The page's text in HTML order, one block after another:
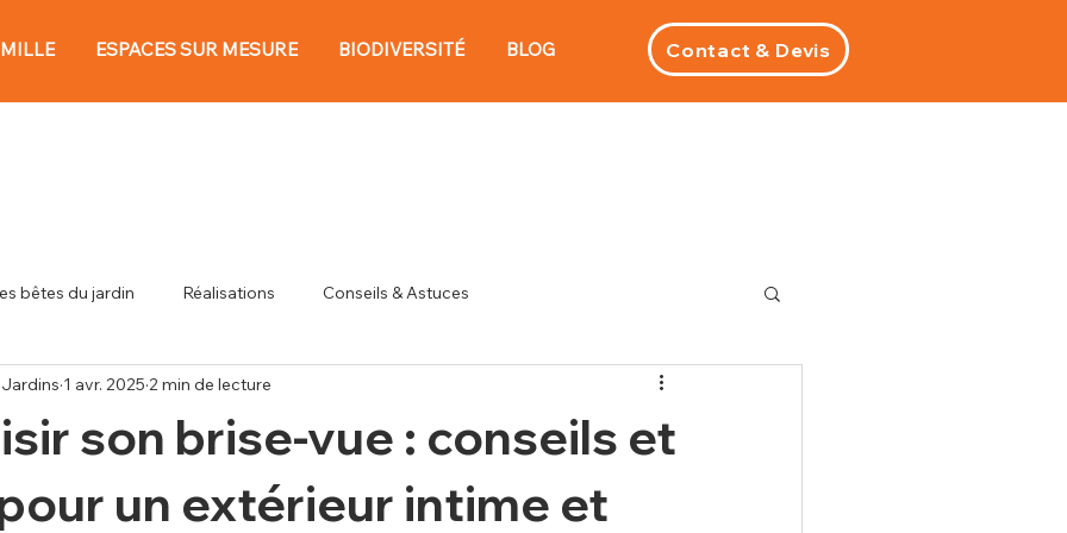
ESPACES SUR MESURE BIODIVERSITÉ BLOG Contact & Devis
bêtes du jardin Réalisations Conseils & Astuces
son brise-vue : conseils et
un extérieur intime et
1 avr. 2025 2 min de lecture